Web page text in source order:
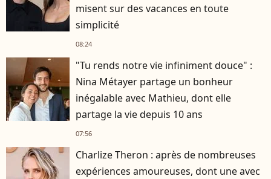
misent sur des vacances en toute
simplicité
08:24
"Tu rends notre vie infiniment douce" :
Nina Métayer partage un bonheur
inégalable avec Mathieu, dont elle
partage la vie depuis 10 ans
07:56
Charlize Theron : après de nombreuses
expériences amoureuses, dont une avec